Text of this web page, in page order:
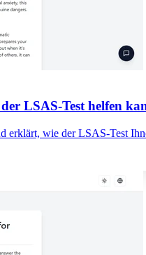
LSAS-Test helfen
erklärt, wie der LSAS-Test